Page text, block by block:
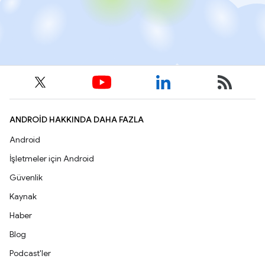
ANDROID HAKKINDA DAHA FAZLA
Android
İşletmeler için Android
Güvenlik
Kaynak
Haber
Blog
Podcast'ler